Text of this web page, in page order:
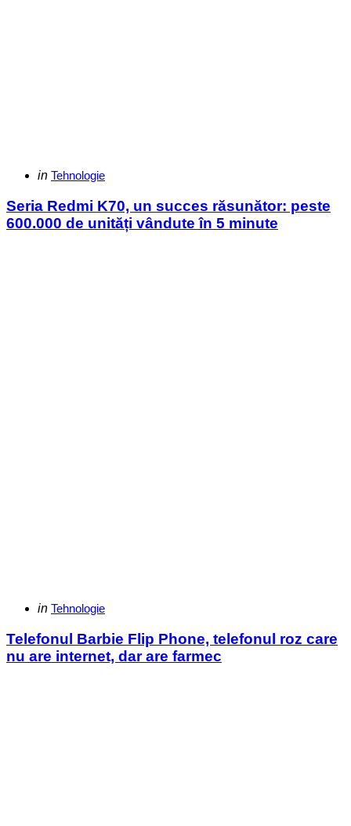
Categories
Posted
in Tehnologie
Seria Redmi K70, un succes răsunător: peste
600.000 de unități vândute în 5 minute
Categories
Posted
in Tehnologie
Telefonul Barbie Flip Phone, telefonul roz care
nu are internet, dar are farmec